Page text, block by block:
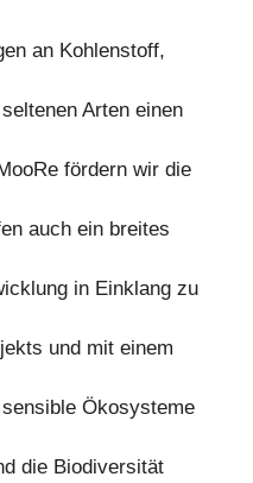
an Kohlenstoff,
Arten einen
fördern wir die
auch ein breites
in Einklang zu
und mit einem
Ökosysteme
die Biodiversität